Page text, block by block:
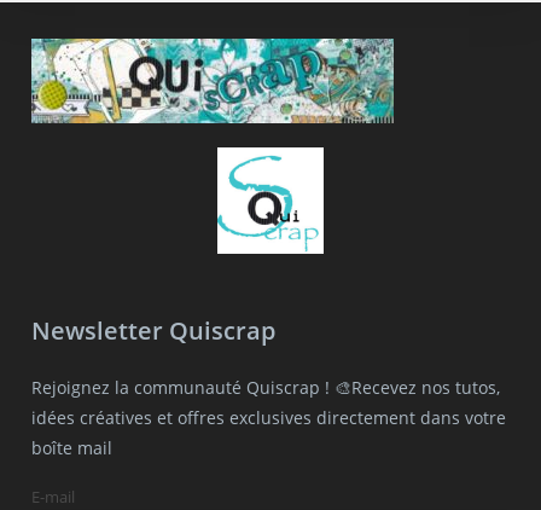
Newsletter Quiscrap
Rejoignez la communauté Quiscrap ! 🎨Recevez nos tutos,
idées créatives et offres exclusives directement dans votre
boîte mail
E-mail